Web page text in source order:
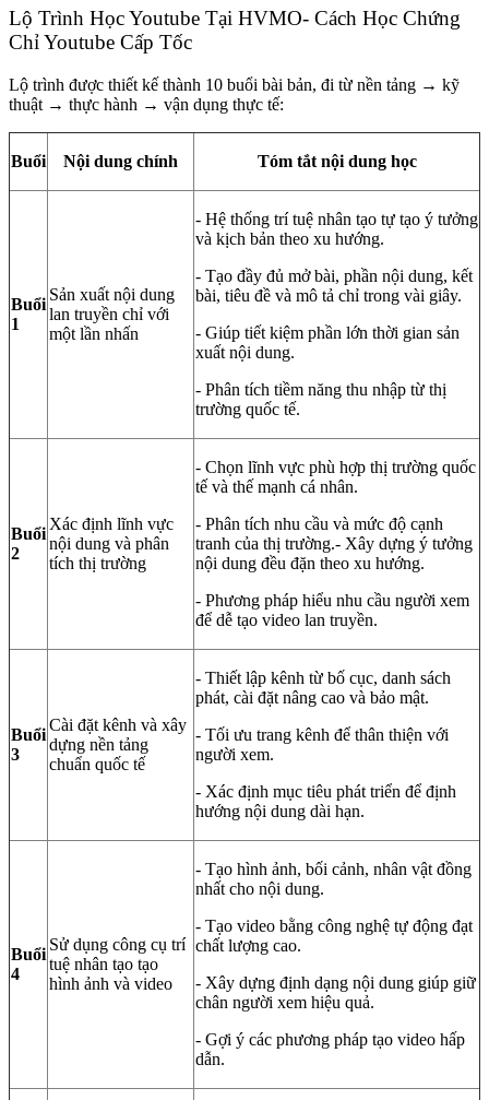
Lộ Trình Học Youtube Tại HVMO- Cách Học Chứng
Chỉ Youtube Cấp Tốc
Lộ trình được thiết kế thành 10 buổi bài bản, đi từ nền tảng → kỹ
thuật → thực hành → vận dụng thực tế:
Buổi Nội dung chính Tóm tắt nội dung học
Buổi
1
Sản xuất nội dung
lan truyền chỉ với
một lần nhấn
- Hệ thống trí tuệ nhân tạo tự tạo ý tưởng
và kịch bản theo xu hướng.
- Tạo đầy đủ mở bài, phần nội dung, kết
bài, tiêu đề và mô tả chỉ trong vài giây.
- Giúp tiết kiệm phần lớn thời gian sản
xuất nội dung.
- Phân tích tiềm năng thu nhập từ thị
trường quốc tế.
Buổi
2
Xác định lĩnh vực
nội dung và phân
tích thị trường
- Chọn lĩnh vực phù hợp thị trường quốc
tế và thế mạnh cá nhân.
- Phân tích nhu cầu và mức độ cạnh
tranh của thị trường.- Xây dựng ý tưởng
nội dung đều đặn theo xu hướng.
- Phương pháp hiểu nhu cầu người xem
để dễ tạo video lan truyền.
Buổi
3
Cài đặt kênh và xây
dựng nền tảng
chuẩn quốc tế
- Thiết lập kênh từ bố cục, danh sách
phát, cài đặt nâng cao và bảo mật.
- Tối ưu trang kênh để thân thiện với
người xem.
- Xác định mục tiêu phát triển để định
hướng nội dung dài hạn.
Buổi
4
Sử dụng công cụ trí
tuệ nhân tạo tạo
hình ảnh và video
- Tạo hình ảnh, bối cảnh, nhân vật đồng
nhất cho nội dung.
- Tạo video bằng công nghệ tự động đạt
chất lượng cao.
- Xây dựng định dạng nội dung giúp giữ
chân người xem hiệu quả.
- Gợi ý các phương pháp tạo video hấp
dẫn.